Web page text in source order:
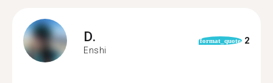
D.
Enshi
format_quote 2